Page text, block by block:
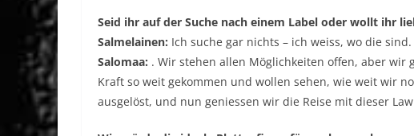
Seid ihr auf der Suche nach einem Label oder wollt ihr
Salmelainen: Ich suche gar nichts – ich weiss, wo die sind.
Salomaa: . Wir stehen allen Möglichkeiten offen, aber
Kraft so weit gekommen und wollen sehen, wie weit wir
ausgelöst, und nun geniessen wir die Reise mit dieser